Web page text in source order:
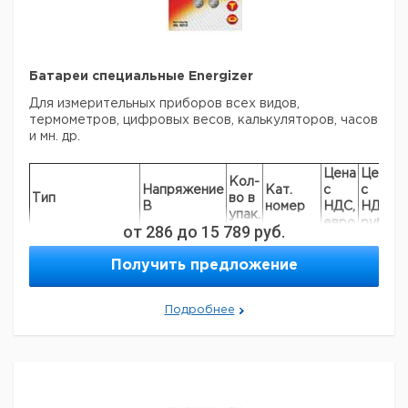
Батареи специальные Energizer
Для измерительных приборов всех видов,
термометров, цифровых весов, калькуляторов, часов
и мн. др.
Тип
Напряжение
В
Кол-
во в
упак.
Кат.
номер
Цена
с
НДС,
евро
Цена
с
НДС,
руб
A76/LR44/13GA 1,5 2
9012932
EPX76/SR44
1,5 2
9012933
189/LR54/10GA
1,5 2 9012934
от 286 до 15 789 руб.
Получить предложение
Подробнее